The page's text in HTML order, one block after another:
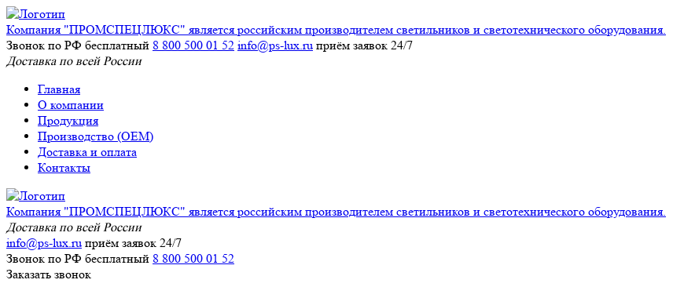
Компания "ПРОМСПЕЦЛЮКС" является российским производителем светильников и светотехнического оборудования.
Звонок по РФ бесплатный 8 800 500 01 52 info@ps-lux.ru приём заявок 24/7
Доставка по всей России
Главная
О компании
Продукция
Производство (ОЕМ)
Доставка и оплата
Контакты
Компания "ПРОМСПЕЦЛЮКС" является российским производителем светильников и светотехнического оборудования.
Доставка по всей России
info@ps-lux.ru приём заявок 24/7
Звонок по РФ бесплатный 8 800 500 01 52
Заказать звонок